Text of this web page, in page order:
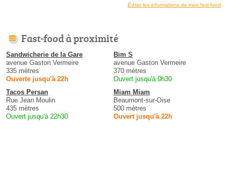
Éditer les informations de mon fast-food
Fast-food à proximité
Sandwicherie de la Gare
avenue Gaston Vermeire
335 mètres
Ouverte jusqu'à 22h
Bim S
avenue Gaston Vermeire
370 mètres
Ouvert jusqu'à 0h30
Tacos Persan
Rue Jean Moulin
435 mètres
Ouvert jusqu'à 22h30
Miam Miam
Beaumont-sur-Oise
500 mètres
Ouvert jusqu'à 22h